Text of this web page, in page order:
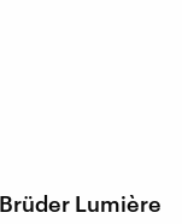
Lumière